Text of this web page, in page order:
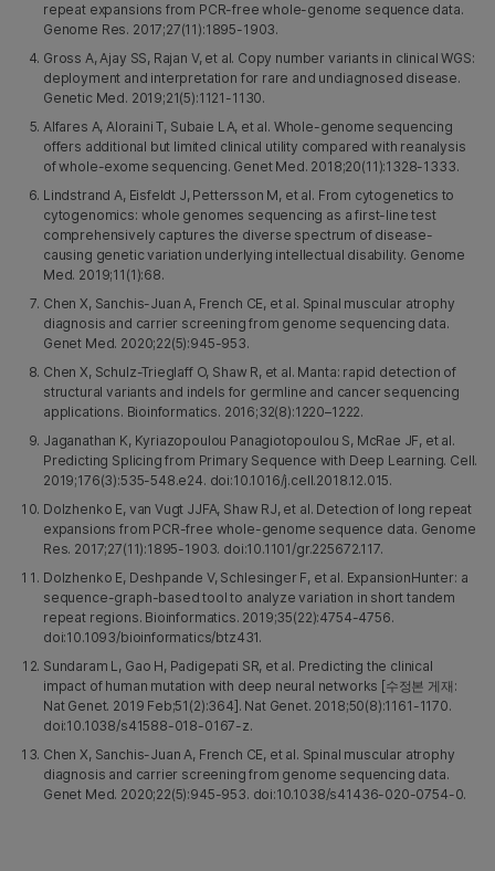
repeat expansions from PCR-free whole-genome sequence data.
Genome Res. 2017;27(11):1895-1903.
Gross A, Ajay SS, Rajan V, et al. Copy number variants in clinical WGS:
deployment and interpretation for rare and undiagnosed disease.
Genetic Med. 2019;21(5):1121-1130.
Alfares A, Aloraini T, Subaie LA, et al. Whole-genome sequencing
offers additional but limited clinical utility compared with reanalysis
of whole-exome sequencing. Genet Med. 2018;20(11):1328-1333.
Lindstrand A, Eisfeldt J, Pettersson M, et al. From cytogenetics to
cytogenomics: whole genomes sequencing as a first-line test
comprehensively captures the diverse spectrum of disease-
causing genetic variation underlying intellectual disability. Genome
Med. 2019;11(1):68.
Chen X, Sanchis-Juan A, French CE, et al. Spinal muscular atrophy
diagnosis and carrier screening from genome sequencing data.
Genet Med. 2020;22(5):945-953.
Chen X, Schulz-Trieglaff O, Shaw R, et al. Manta: rapid detection of
structural variants and indels for germline and cancer sequencing
applications. Bioinformatics. 2016;32(8):1220–1222.
Jaganathan K, Kyriazopoulou Panagiotopoulou S, McRae JF, et al.
Predicting Splicing from Primary Sequence with Deep Learning. Cell.
2019;176(3):535-548.e24. doi:10.1016/j.cell.2018.12.015.
Dolzhenko E, van Vugt JJFA, Shaw RJ, et al. Detection of long repeat
expansions from PCR-free whole-genome sequence data. Genome
Res. 2017;27(11):1895-1903. doi:10.1101/gr.225672.117.
Dolzhenko E, Deshpande V, Schlesinger F, et al. ExpansionHunter: a
sequence-graph-based tool to analyze variation in short tandem
repeat regions. Bioinformatics. 2019;35(22):4754-4756.
doi:10.1093/bioinformatics/btz431.
Sundaram L, Gao H, Padigepati SR, et al. Predicting the clinical
impact of human mutation with deep neural networks [수정본 게재:
Nat Genet. 2019 Feb;51(2):364]. Nat Genet. 2018;50(8):1161-1170.
doi:10.1038/s41588-018-0167-z.
Chen X, Sanchis-Juan A, French CE, et al. Spinal muscular atrophy
diagnosis and carrier screening from genome sequencing data.
Genet Med. 2020;22(5):945-953. doi:10.1038/s41436-020-0754-0.